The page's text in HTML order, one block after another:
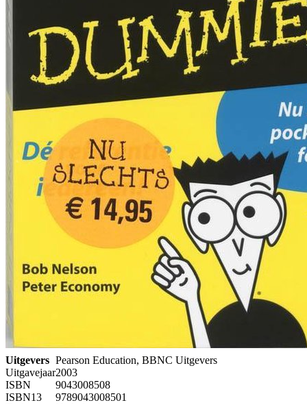
Uitgevers Pearson Education, BBNC Uitgevers
Uitgavejaar2003
ISBN
9043008508
ISBN13
9789043008501